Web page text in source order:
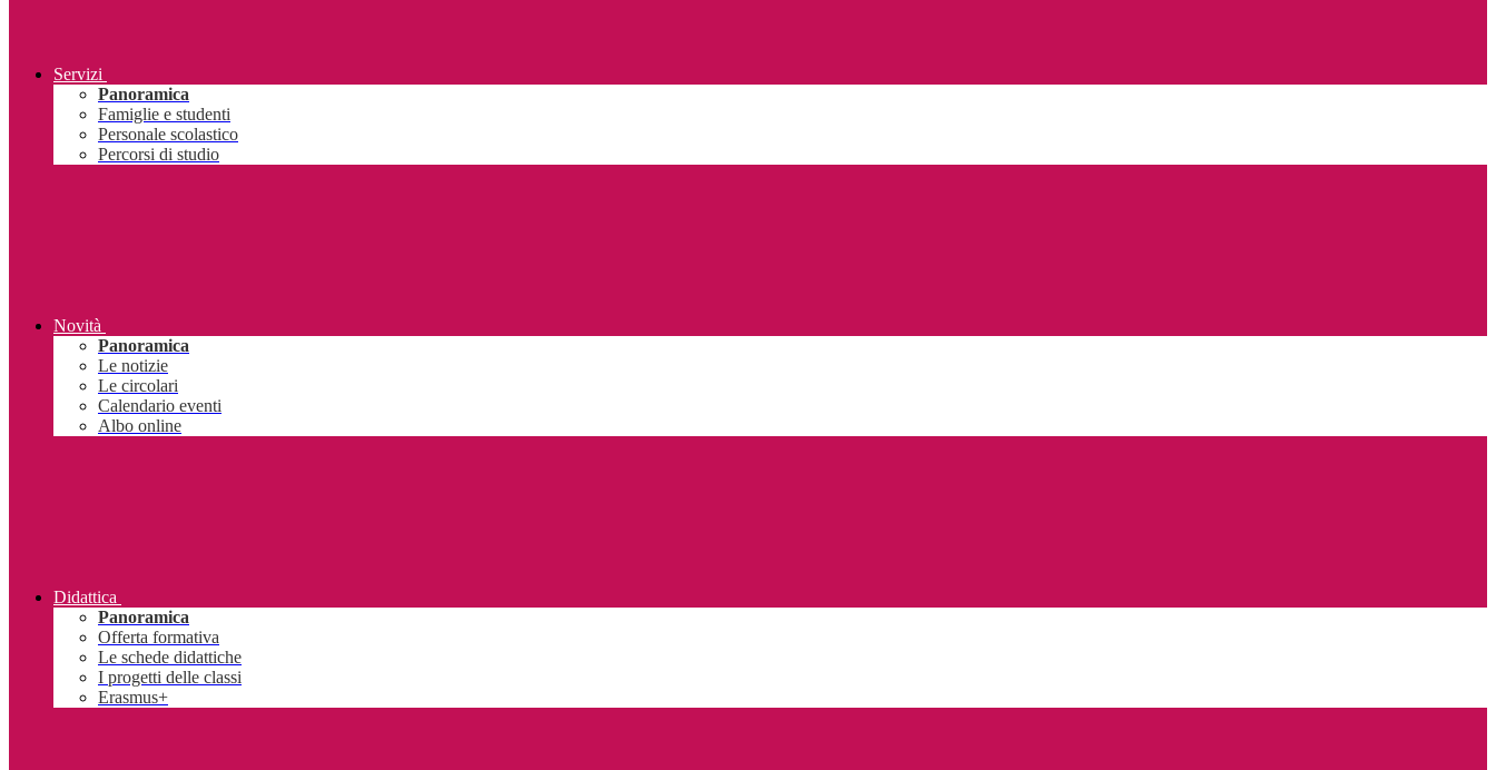
Servizi
Panoramica
Famiglie e studenti
Personale scolastico
Percorsi di studio
Novità
Panoramica
Le notizie
Le circolari
Calendario eventi
Albo online
Didattica
Panoramica
Offerta formativa
Le schede didattiche
I progetti delle classi
Erasmus+